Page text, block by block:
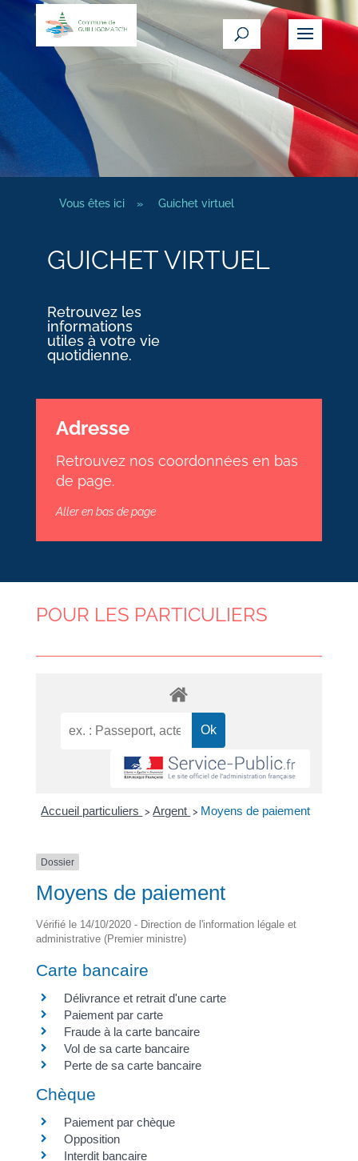
Vous êtes ici » Guichet virtuel
GUICHET VIRTUEL
Retrouvez les
informations
utiles à votre vie
quotidienne.
Adresse
Retrouvez nos coordonnées en bas
de page.
Aller en bas de page
POUR LES PARTICULIERS
Accueil particuliers > Argent > Moyens de paiement
Dossier
Moyens de paiement
Vérifié le 14/10/2020 - Direction de l'information légale et
administrative (Premier ministre)
Carte bancaire
Délivrance et retrait d'une carte
Paiement par carte
Fraude à la carte bancaire
Vol de sa carte bancaire
Perte de sa carte bancaire
Chèque
Paiement par chèque
Opposition
Interdit bancaire